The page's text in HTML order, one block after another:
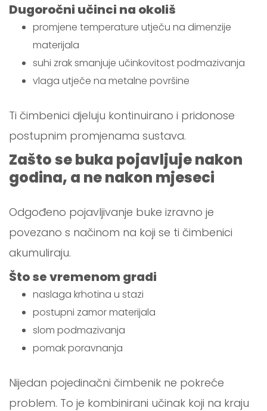
Dugoročni učinci na okoliš
promjene temperature utječu na dimenzije
materijala
suhi zrak smanjuje učinkovitost podmazivanja
vlaga utječe na metalne površine
Ti čimbenici djeluju kontinuirano i pridonose
postupnim promjenama sustava.
Zašto se buka pojavljuje nakon
godina, a ne nakon mjeseci
Odgođeno pojavljivanje buke izravno je
povezano s načinom na koji se ti čimbenici
akumuliraju.
Što se vremenom gradi
naslaga krhotina u stazi
postupni zamor materijala
slom podmazivanja
pomak poravnanja
Nijedan pojedinačni čimbenik ne pokreće
problem. To je kombinirani učinak koji na kraju